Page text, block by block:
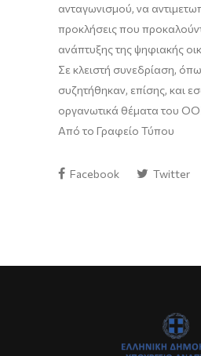
ανταγωνισμού, να
προκλήσεις που
ανάπτυξης της ψηφιακής
Σε κλειστή συνεδρίαση,
συζητήθηκαν, επίσης, και
οργανωτικά θέματα του
Από το Γραφείο Τύπου
Facebook Twitter